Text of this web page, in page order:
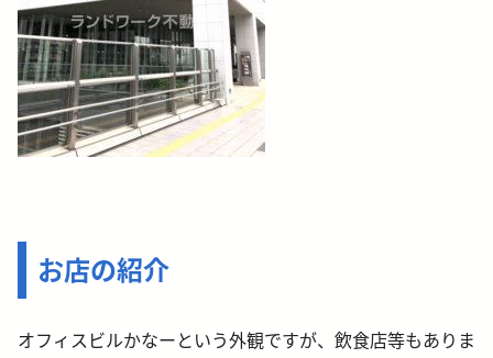
お店の紹介
オフィスビルかなーという外観ですが、飲食店等もありま